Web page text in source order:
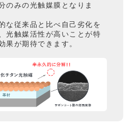
のみの光触媒膜となりま
な従来品と比べ自己劣化を
光触媒活性が高いことが特
果が期待できます。